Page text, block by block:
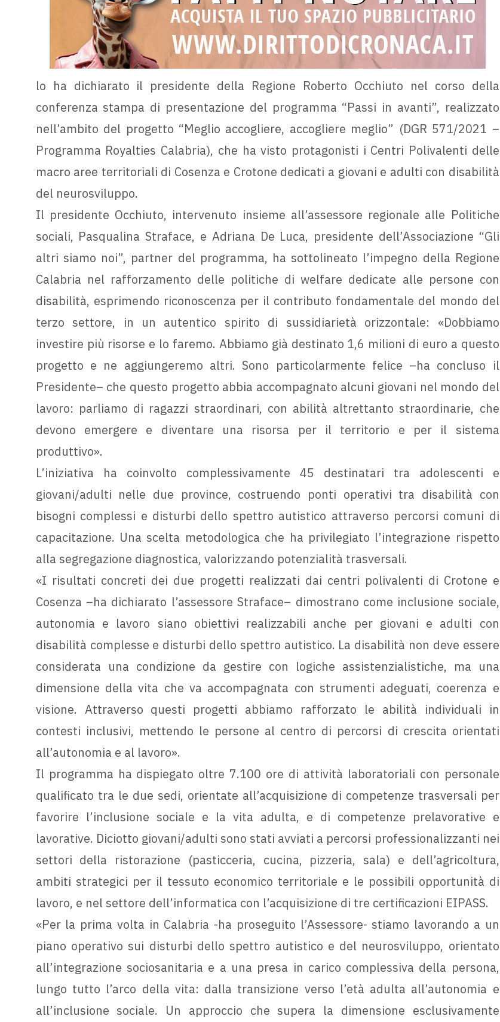
lo ha dichiarato il presidente della Regione Roberto Occhiuto nel corso della
conferenza stampa di presentazione del programma “Passi in avanti”, realizzato
nell’ambito del progetto “Meglio accogliere, accogliere meglio” (DGR 571/2021 –
Programma Royalties Calabria), che ha visto protagonisti i Centri Polivalenti delle
macro aree territoriali di Cosenza e Crotone dedicati a giovani e adulti con disabilità
del neurosviluppo.
Il presidente Occhiuto, intervenuto insieme all’assessore regionale alle Politiche
sociali, Pasqualina Straface, e Adriana De Luca, presidente dell’Associazione “Gli
altri siamo noi”, partner del programma, ha sottolineato l’impegno della Regione
Calabria nel rafforzamento delle politiche di welfare dedicate alle persone con
disabilità, esprimendo riconoscenza per il contributo fondamentale del mondo del
terzo settore, in un autentico spirito di sussidiarietà orizzontale: «Dobbiamo
investire più risorse e lo faremo. Abbiamo già destinato 1,6 milioni di euro a questo
progetto e ne aggiungeremo altri. Sono particolarmente felice –ha concluso il
Presidente– che questo progetto abbia accompagnato alcuni giovani nel mondo del
lavoro: parliamo di ragazzi straordinari, con abilità altrettanto straordinarie, che
devono emergere e diventare una risorsa per il territorio e per il sistema
produttivo».
L’iniziativa ha coinvolto complessivamente 45 destinatari tra adolescenti e
giovani/adulti nelle due province, costruendo ponti operativi tra disabilità con
bisogni complessi e disturbi dello spettro autistico attraverso percorsi comuni di
capacitazione. Una scelta metodologica che ha privilegiato l’integrazione rispetto
alla segregazione diagnostica, valorizzando potenzialità trasversali.
«I risultati concreti dei due progetti realizzati dai centri polivalenti di Crotone e
Cosenza –ha dichiarato l’assessore Straface– dimostrano come inclusione sociale,
autonomia e lavoro siano obiettivi realizzabili anche per giovani e adulti con
disabilità complesse e disturbi dello spettro autistico. La disabilità non deve essere
considerata una condizione da gestire con logiche assistenzialistiche, ma una
dimensione della vita che va accompagnata con strumenti adeguati, coerenza e
visione. Attraverso questi progetti abbiamo rafforzato le abilità individuali in
contesti inclusivi, mettendo le persone al centro di percorsi di crescita orientati
all’autonomia e al lavoro».
Il programma ha dispiegato oltre 7.100 ore di attività laboratoriali con personale
qualificato tra le due sedi, orientate all’acquisizione di competenze trasversali per
favorire l’inclusione sociale e la vita adulta, e di competenze prelavorative e
lavorative. Diciotto giovani/adulti sono stati avviati a percorsi professionalizzanti nei
settori della ristorazione (pasticceria, cucina, pizzeria, sala) e dell’agricoltura,
ambiti strategici per il tessuto economico territoriale e le possibili opportunità di
lavoro, e nel settore dell’informatica con l’acquisizione di tre certificazioni EIPASS.
«Per la prima volta in Calabria -ha proseguito l’Assessore- stiamo lavorando a un
piano operativo sui disturbi dello spettro autistico e del neurosviluppo, orientato
all’integrazione sociosanitaria e a una presa in carico complessiva della persona,
lungo tutto l’arco della vita: dalla transizione verso l’età adulta all’autonomia e
all’inclusione sociale. Un approccio che supera la dimensione esclusivamente